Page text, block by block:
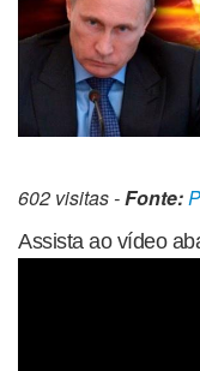
602 visitas -Fonte:
Assista ao vídeo